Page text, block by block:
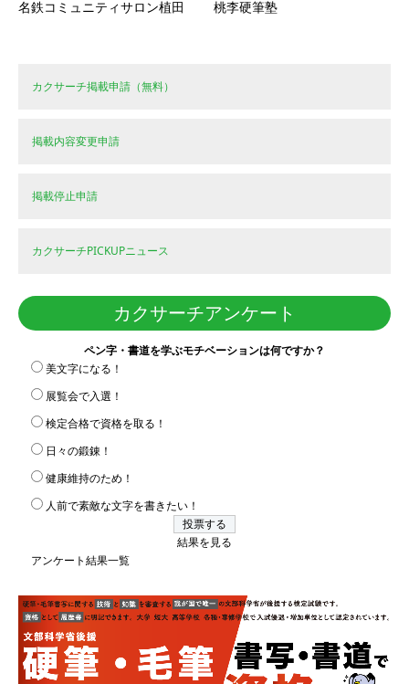
名鉄コミュニティサロン植田 桃李硬筆塾
カクサーチ掲載申請（無料）
掲載内容変更申請
掲載停止申請
カクサーチPICKUPニュース
カクサーチアンケート
ペン字・書道を学ぶモチベーションは何ですか？
美文字になる！
展覧会で入選！
検定合格で資格を取る！
日々の鍛錬！
健康維持のため！
人前で素敵な文字を書きたい！
結果を見る
アンケート結果一覧